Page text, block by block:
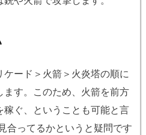
ード＞火箭＞火炎塔の順に
ます。このため、火箭を前方
ぐ、ということも可能と言
合ってるかというと疑問です